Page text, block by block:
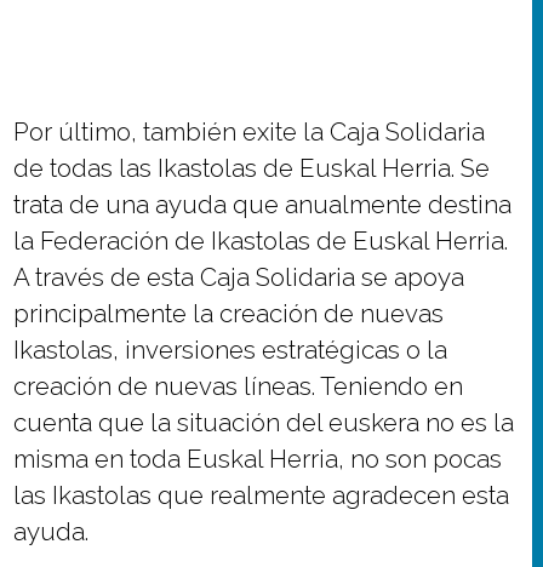
Por último, también exite la Caja Solidaria
de todas las Ikastolas de Euskal Herria. Se
trata de una ayuda que anualmente destina
la Federación de Ikastolas de Euskal Herria.
A través de esta Caja Solidaria se apoya
principalmente la creación de nuevas
Ikastolas, inversiones estratégicas o la
creación de nuevas líneas. Teniendo en
cuenta que la situación del euskera no es la
misma en toda Euskal Herria, no son pocas
las Ikastolas que realmente agradecen esta
ayuda.